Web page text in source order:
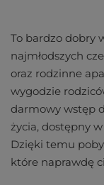
To bardzo dobry
najmłodszych
oraz rodzinne
wygodzie
darmowy wstęp
życia, dostępny
Dzięki temu
które naprawdę